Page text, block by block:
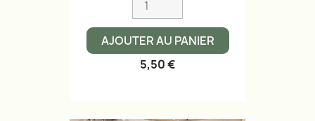
AJOUTER AU PANIER
5,50 €